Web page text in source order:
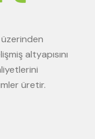
altyapısını
üretir.